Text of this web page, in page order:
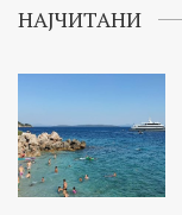
НАЈЧИТАНИ